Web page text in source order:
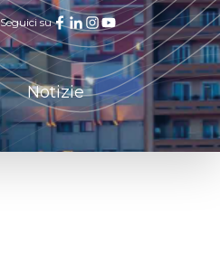
Seguici su
Notizie